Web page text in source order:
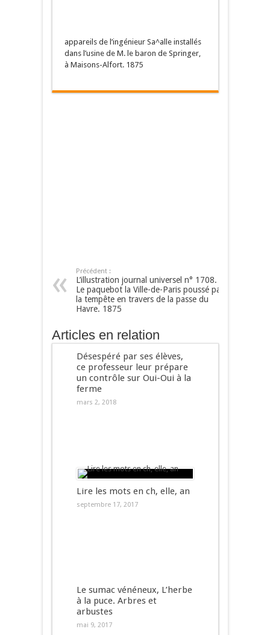
appareils de l’ingénieur Sa^alle installés
dans l’usine de M. le baron de Springer,
à Maisons-Alfort. 1875
Précédent :
L’illustration journal universel n° 1708.
Le paquebot la Ville-de-Paris poussé par
la tempête en travers de la passe du
Havre. 1875
Articles en relation
Désespéré par ses élèves,
ce professeur leur prépare
un contrôle sur Oui-Oui à la
ferme
mars 2, 2018
Lire les mots en ch, elle, an
septembre 17, 2017
Le sumac vénéneux, L’herbe
à la puce. Arbres et
arbustes
mai 9, 2017